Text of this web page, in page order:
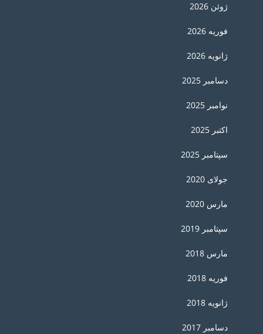
ژوئن 2026
فوریه 2026
ژانویه 2026
دسامبر 2025
نوامبر 2025
اکتبر 2025
سپتامبر 2025
جولای 2020
مارس 2020
سپتامبر 2019
مارس 2018
فوریه 2018
ژانویه 2018
دسامبر 2017